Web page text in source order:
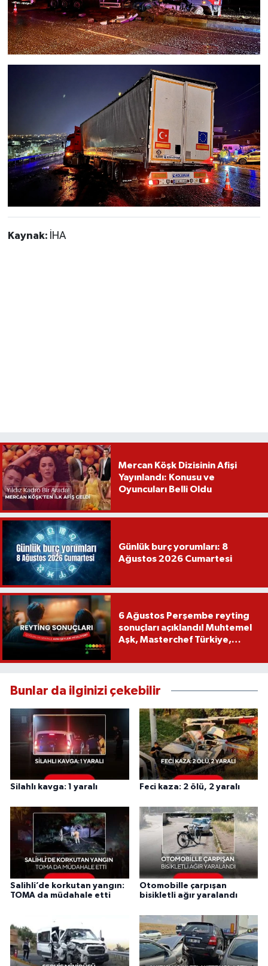
Kaynak: İHA
Mercan Köşk Dizisinin Afişi
Yayınlandı: Konusu ve
Oyuncuları Belli Oldu
Günlük burç yorumları: 8
Ağustos 2026 Cumartesi
6 Ağustos Perşembe reyting
sonuçları açıklandı! Muhtemel
Aşk, Masterchef Türkiye,
Bunlar da ilginizi çekebilir
Silahlı kavga: 1 yaralı Feci kaza: 2 ölü, 2 yaralı
Salihli’de korkutan yangın:
TOMA da müdahale etti
Otomobille çarpışan
bisikletli ağır yaralandı